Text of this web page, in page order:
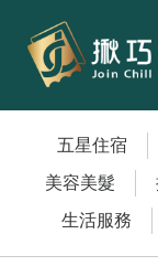
五星住宿
美容美髮
生活服務